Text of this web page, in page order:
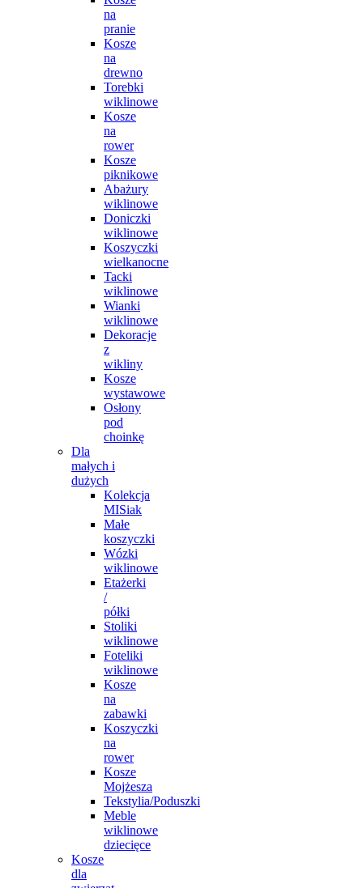
na
pranie
Kosze
na
drewno
Torebki
wiklinowe
Kosze
na
rower
Kosze
piknikowe
Abażury
wiklinowe
Doniczki
wiklinowe
Koszyczki
wielkanocne
Tacki
wiklinowe
Wianki
wiklinowe
Dekoracje
z
wikliny
Kosze
wystawowe
Osłony
pod
choinkę
Dla
małych i
dużych
Kolekcja
MISiak
Małe
koszyczki
Wózki
wiklinowe
Etażerki
/
półki
Stoliki
wiklinowe
Foteliki
wiklinowe
Kosze
na
zabawki
Koszyczki
na
rower
Kosze
Mojżesza
Tekstylia/Poduszki
Meble
wiklinowe
dziecięce
Kosze
dla